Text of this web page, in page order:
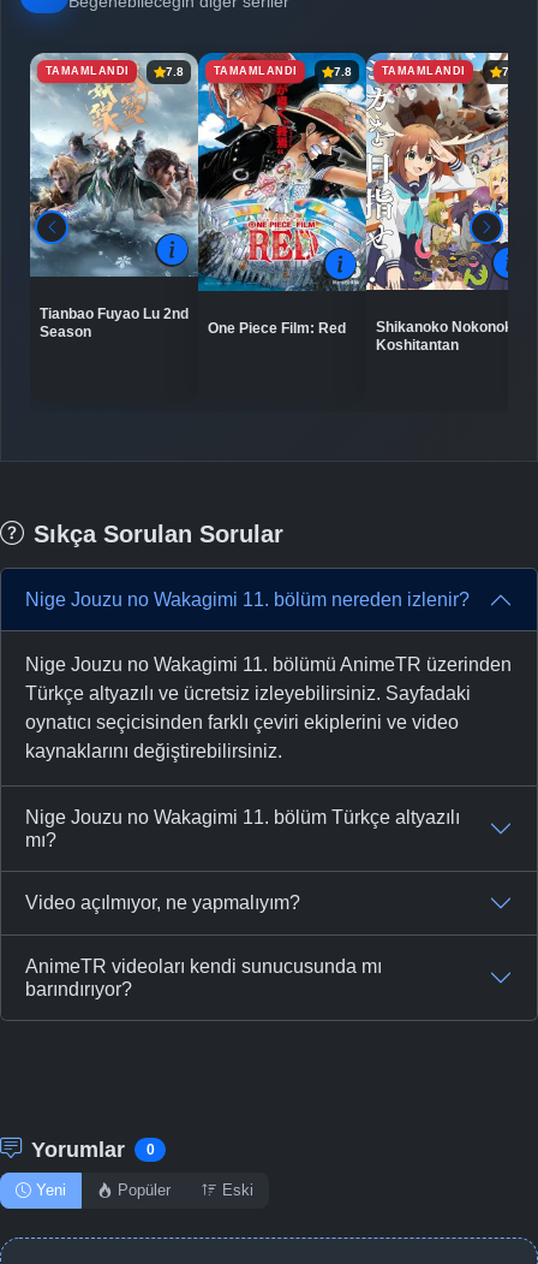
TAMAMLANDI 7.8
Tianbao Fuyao Lu 2nd
Season
TAMAMLANDI 7.8
One Piece Film: Red
TAMAMLANDI 7.0
Shikanoko Nokonoko
Koshitantan
Sıkça Sorulan Sorular
Nige Jouzu no Wakagimi 11. bölüm nereden izlenir?
Nige Jouzu no Wakagimi 11. bölümü AnimeTR üzerinden
Türkçe altyazılı ve ücretsiz izleyebilirsiniz. Sayfadaki
oynatıcı seçicisinden farklı çeviri ekiplerini ve video
kaynaklarını değiştirebilirsiniz.
Nige Jouzu no Wakagimi 11. bölüm Türkçe altyazılı
mı?
Video açılmıyor, ne yapmalıyım?
AnimeTR videoları kendi sunucusunda mı
barındırıyor?
Yorumlar 0
Yeni Popüler Eski